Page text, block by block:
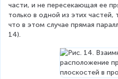
части, и не пересекающая ее
только в одной из этих частей,
что в этом случае прямая
14).